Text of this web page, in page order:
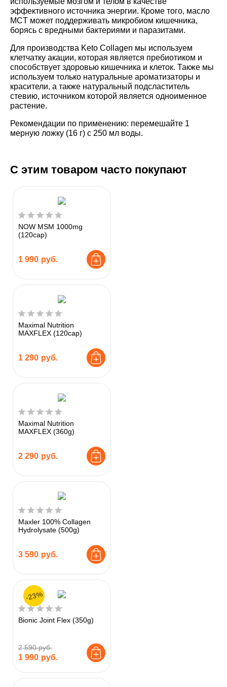
эффективного источника энергии. Кроме того, масло
MCT может поддерживать микробиом кишечника,
борясь с вредными бактериями и паразитами.
Для производства Keto Collagen мы используем
клетчатку акации, которая является пребиотиком и
способствует здоровью кишечника и клеток. Также мы
используем только натуральные ароматизаторы и
красители, а также натуральный подсластитель
стевию, источником которой является одноименное
растение.
Рекомендации по применению: перемешайте 1
мерную ложку (16 г) с 250 мл воды.
С этим товаром часто покупают
NOW MSM 1000mg
(120cap)
1 990 руб.
Maximal Nutrition
MAXFLEX (120cap)
1 290 руб.
Maximal Nutrition
MAXFLEX (360g)
2 290 руб.
Maxler 100% Collagen
Hydrolysate (500g)
3 590 руб.
Bionic Joint Flex (350g)
2 590 руб.
1 990 руб.
-23%